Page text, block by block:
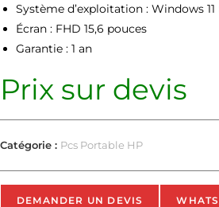
Système d’exploitation : Windows
Écran : FHD 15,6 pouces
Garantie : 1 an
Prix sur devis
Catégorie : Pcs Portable HP
DEMANDER UN DEVIS